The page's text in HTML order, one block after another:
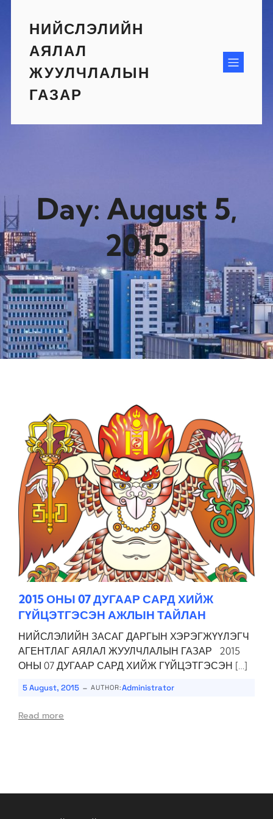
contentНИЙСЛЭЛИЙН
АЯЛАЛ
ЖУУЛЧЛАЛЫН
ГАЗАР
Day: August 5,
2015
2015 ОНЫ 07 ДУГААР САРД ХИЙЖ
ГҮЙЦЭТГЭСЭН АЖЛЫН ТАЙЛАН
НИЙСЛЭЛИЙН ЗАСАГ ДАРГЫН ХЭРЭГЖҮҮЛЭГЧ
АГЕНТЛАГ АЯЛАЛ ЖУУЛЧЛАЛЫН ГАЗАР 2015
ОНЫ 07 ДУГААР САРД ХИЙЖ ГҮЙЦЭТГЭСЭН […]
5 August, 2015 - AUTHOR:Administrator
Read more